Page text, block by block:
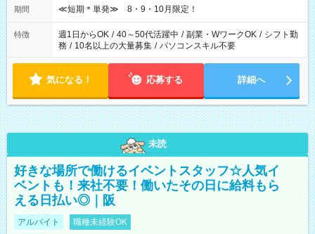
期間 ≪短期＊単発≫ 8・9・10月限定！
特徴 週1日からOK / 40～50代活躍中 / 副業・WワークOK / シフト勤
務 / 10名以上の大量募集 / パソコンスキル不要
気になる！ 応募する 詳細へ
未読
好きな場所で働けるイベントスタッフ☆人気イ
ベントも！来社不要！働いたその日に給料もら
える日払い◎｜阪
アルバイト 職種未経験OK